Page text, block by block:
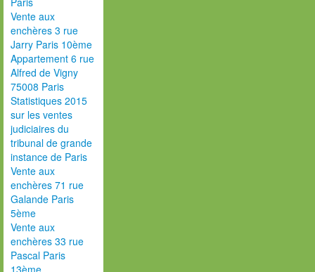
Vente aux
enchères 3 rue
Jarry Paris 10ème
Appartement 6 rue
Alfred de Vigny
75008 Paris
Statistiques 2015
sur les ventes
judiciaires du
tribunal de grande
instance de Paris
Vente aux
enchères 71 rue
Galande Paris
5ème
Vente aux
enchères 33 rue
Pascal Paris
13ème